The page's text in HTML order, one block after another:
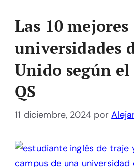
Las 10 mejores
universidades
Unido según
QS
11 diciembre, 2024 por